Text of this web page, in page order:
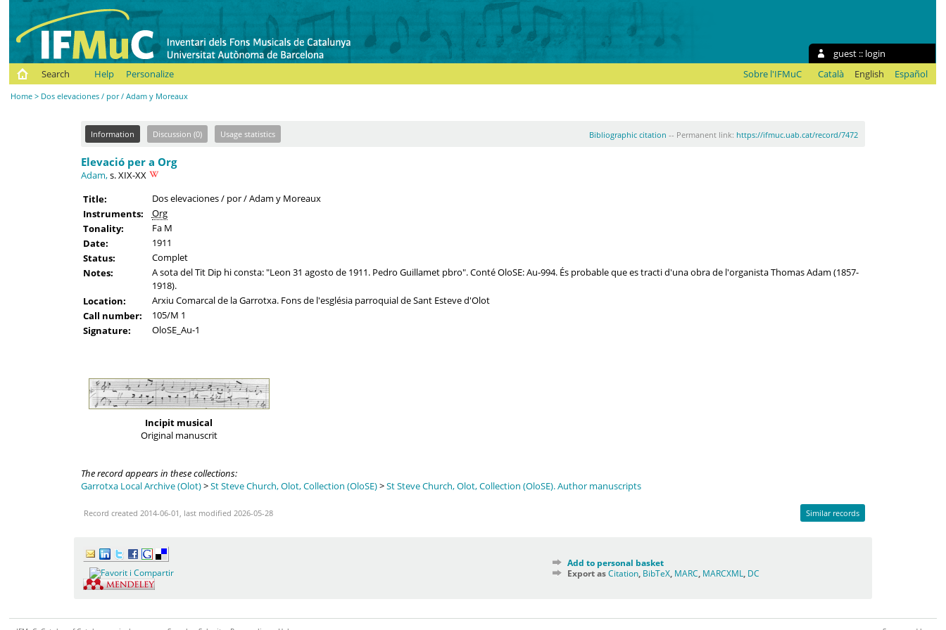
guest :: login
Search
Help Personalize Sobre l'IFMuC Català English Español
Home > Dos elevaciones / por / Adam y Moreaux
Information Discussion (0) Usage statistics Bibliographic citation -- Permanent link: https://ifmuc.uab.cat/record/7472
Elevació per a Org
Adam,s. XIX-XX
Title:
Dos elevaciones / por / Adam y Moreaux
Instruments:
Org
Tonality:
Fa M
Date:
1911
Status:
Complet
Notes:
A sota del Tit Dip hi consta: "Leon 31 agosto de 1911. Pedro Guillamet pbro". Conté OloSE: Au-994. És probable que es tracti d'una obra de l'organista Thomas Adam (1857-
1918).
Location:
Arxiu Comarcal de la Garrotxa. Fons de l'església parroquial de Sant Esteve d'Olot
Call number:
105/M 1
Signature:
OloSE_Au-1
Incipit musical
Original manuscrit
The record appears in these collections:
Garrotxa Local Archive (Olot)>St Steve Church, Olot, Collection (OloSE)>St Steve Church, Olot, Collection (OloSE). Author manuscripts
Record created 2014-06-01, last modified 2026-05-28 Similar records
Add to personal basket
Export asCitation BibTeX MARC MARCXML DC